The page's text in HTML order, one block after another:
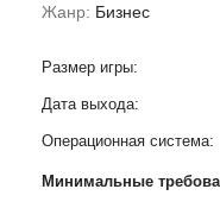
Жанр: Бизнес
Размер игры:
Дата выхода:
Операционная система:
Минимальные